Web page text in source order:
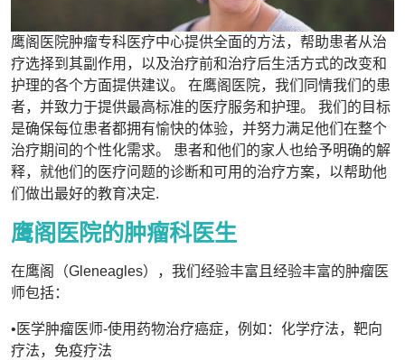
鹰阁医院肿瘤专科医疗中心提供全面的方法，帮助患者从治
疗选择到其副作用，以及治疗前和治疗后生活方式的改变和
护理的各个方面提供建议。 在鹰阁医院，我们同情我们的患
者，并致力于提供最高标准的医疗服务和护理。 我们的目标
是确保每位患者都拥有愉快的体验，并努力满足他们在整个
治疗期间的个性化需求。 患者和他们的家人也给予明确的解
释，就他们的医疗问题的诊断和可用的治疗方案，以帮助他
们做出最好的教育决定.
鹰阁医院的肿瘤科医生
在鹰阁（Gleneagles），我们经验丰富且经验丰富的肿瘤医
师包括：
•医学肿瘤医师-使用药物治疗癌症，例如：化学疗法，靶向
疗法，免疫疗法